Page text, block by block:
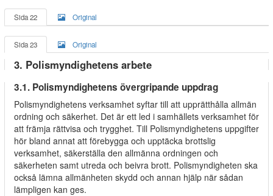
Sida 22 Original
Sida 23 Original
3. Polismyndighetens arbete
3.1. Polismyndighetens övergripande uppdrag
Polismyndighetens verksamhet syftar till att upprätthålla allmän
ordning och säkerhet. Det är ett led i samhällets verksamhet för
att främja rättvisa och trygghet. Till Polismyndighetens uppgifter
hör bland annat att förebygga och upptäcka brottslig
verksamhet, säkerställa den allmänna ordningen och
säkerheten samt utreda och beivra brott. Polismyndigheten ska
också lämna allmänheten skydd och annan hjälp när sådan
lämpligen kan ges.